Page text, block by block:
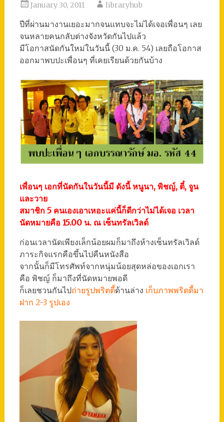
January 30, 2011 libraryhub
ปีที่ผ่านมางานเยอะมากจนแทบจะไม่ได้เจอเพื่อนๆ เลย
จนหลายคนกลับต่างจังหวัดกันไปแล้ว
มีโอกาสนัดกันใหม่ในวันนี้ (30 ม.ค. 54) เลยถือโอกาส
ออกมาพบปะเพื่อนๆ ที่เคยเรียนด้วยกันบ้าง
เพื่อนๆ เอกที่นัดกันในวันนี้มี ดังนี้ หนูนา, พิชญ์, ตี๋, จูน
และวาย
สมาชิก 5 คนเองเอาเหอะแค่นี้ก็ดีกว่าไม่ได้เจอ เวลา
นัดหมายคือ 15.00 น. ณ เซ็นทรัลเวิลด์
ก่อนเวลานัดเพียงเล็กน้อยผมก็มาถึงห้างเซ็นทรัลเวิลด์
ภาระกิจแรกคือขึ้นไปคืนหนังสือ
จากนั้นก็มีโทรศัพท์จากหนุ่มน้อยสุดหล่อของเอกเรา
คือ พิชญ์ ก็มาถึงที่นัดหมายพอดี
ก็เลยชวนกันไปถ่ายรูปพริตตี้ด้านล่าง เก็บภาพพริตตี้มา
ฝาก 2-3 รูปเอง